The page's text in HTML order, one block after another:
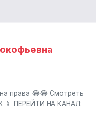
права 😂😂 Смотреть
📱 ПЕРЕЙТИ НА КАНАЛ: